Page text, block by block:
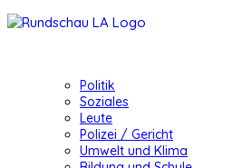
Politik
Soziales
Leute
Polizei / Gericht
Umwelt und Klima